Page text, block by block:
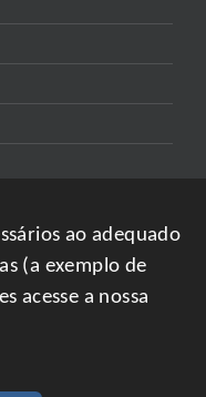
ao adequado
(a exemplo de
acesse a nossa